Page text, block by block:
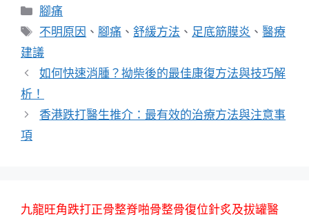
分
類
腳痛
標
籤
不明原因 、 腳痛 、舒緩方法 、 足底筋膜炎 、醫療
建議
如何快速消腫？拗柴後的最佳康復方法與技巧解
析！
香港跌打醫生推介：最有效的治療方法與注意事
項
九龍旺角跌打正骨整脊啪骨整骨復位針炙及拔罐醫